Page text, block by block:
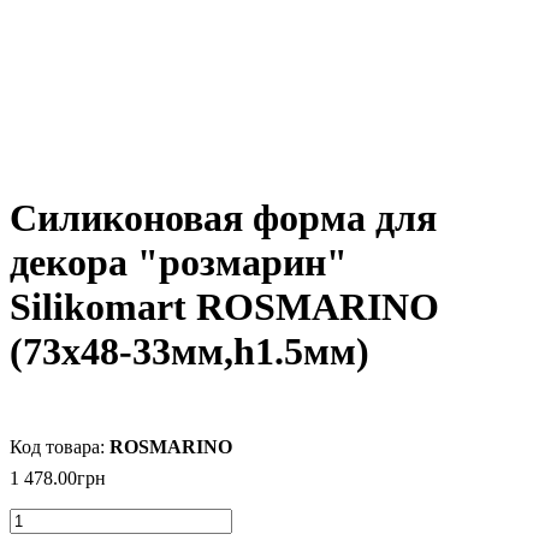
Силиконовая форма для
декора "розмарин"
Silikomart ROSMARINO
(73x48-33мм,h1.5мм)
ROSMARINO
1 478.00грн